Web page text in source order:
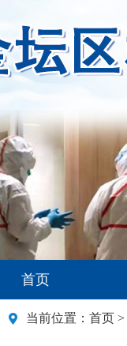
首页
当前位置： 首页 >